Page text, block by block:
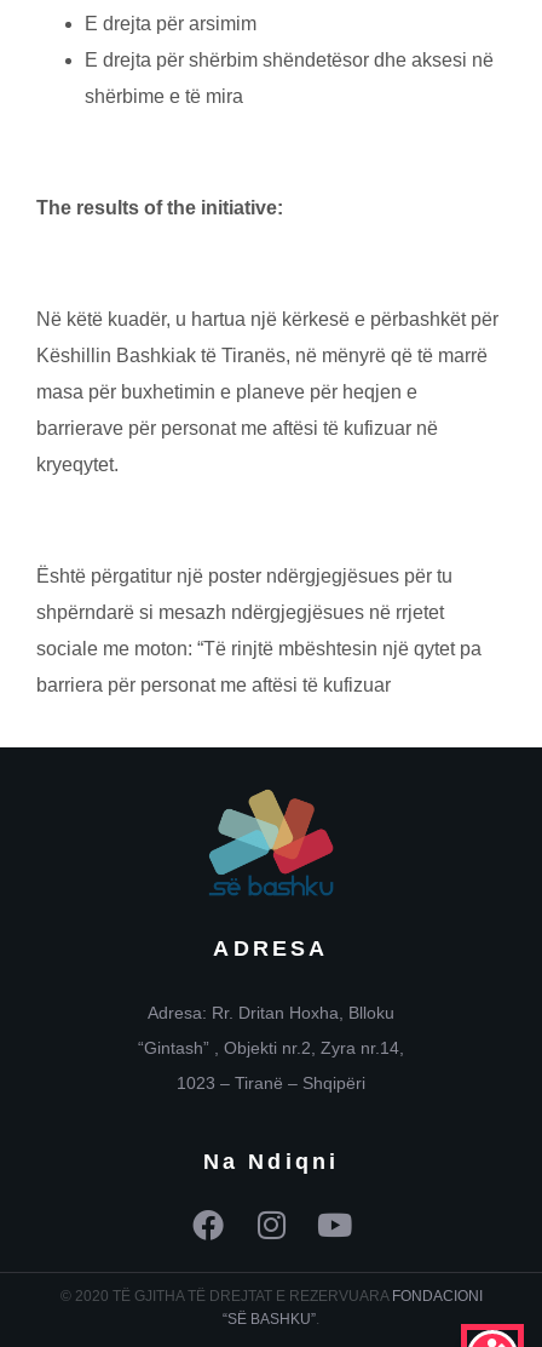
E drejta për arsimim
E drejta për shërbim shëndetësor dhe aksesi në
shërbime e të mira
The results of the initiative:
Në këtë kuadër, u hartua një kërkesë e përbashkët për
Këshillin Bashkiak të Tiranës, në mënyrë që të marrë
masa për buxhetimin e planeve për heqjen e
barrierave për personat me aftësi të kufizuar në
kryeqytet.
Është përgatitur një poster ndërgjegjësues për tu
shpërndarë si mesazh ndërgjegjësues në rrjetet
sociale me moton: “Të rinjtë mbështesin një qytet pa
barriera për personat me aftësi të kufizuar
ADRESA
Adresa: Rr. Dritan Hoxha, Blloku
“Gintash” , Objekti nr.2, Zyra nr.14,
1023 – Tiranë – Shqipëri
Na Ndiqni
© 2020 TË GJITHA TË DREJTAT E REZERVUARA FONDACIONI
“SË BASHKU”.